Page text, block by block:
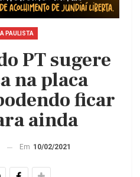
PAULISTA
PT sugere
na placa
ficar
ainda
Em 10/02/2021